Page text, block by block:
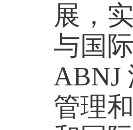
展，
与国
ABNJ
管理